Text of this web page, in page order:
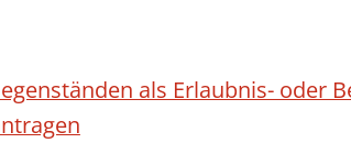
als Erlaubnis- oder